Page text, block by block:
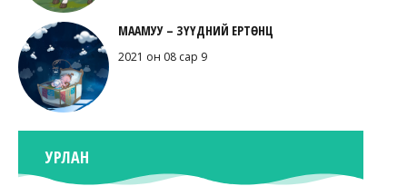
МААМУУ – ЗҮҮДНИЙ ЕРТӨНЦ
2021 он 08 сар 9
УРЛАН